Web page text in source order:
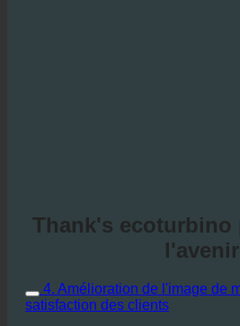
l'avenir